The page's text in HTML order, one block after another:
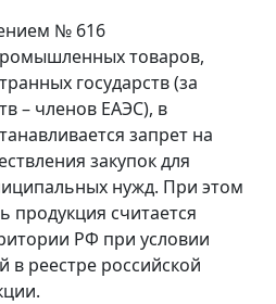
№ 616
товаров,
государств (за
– членов ЕАЭС), в
запрет на
закупок для
нужд. При этом
продукция считается
РФ при условии
в реестре российской